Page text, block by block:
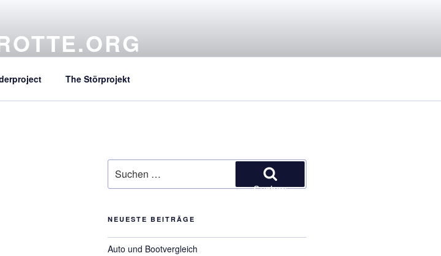
The Störprojekt
nach:
Suchen
NEUESTE BEITRÄGE
Auto und Bootvergleich